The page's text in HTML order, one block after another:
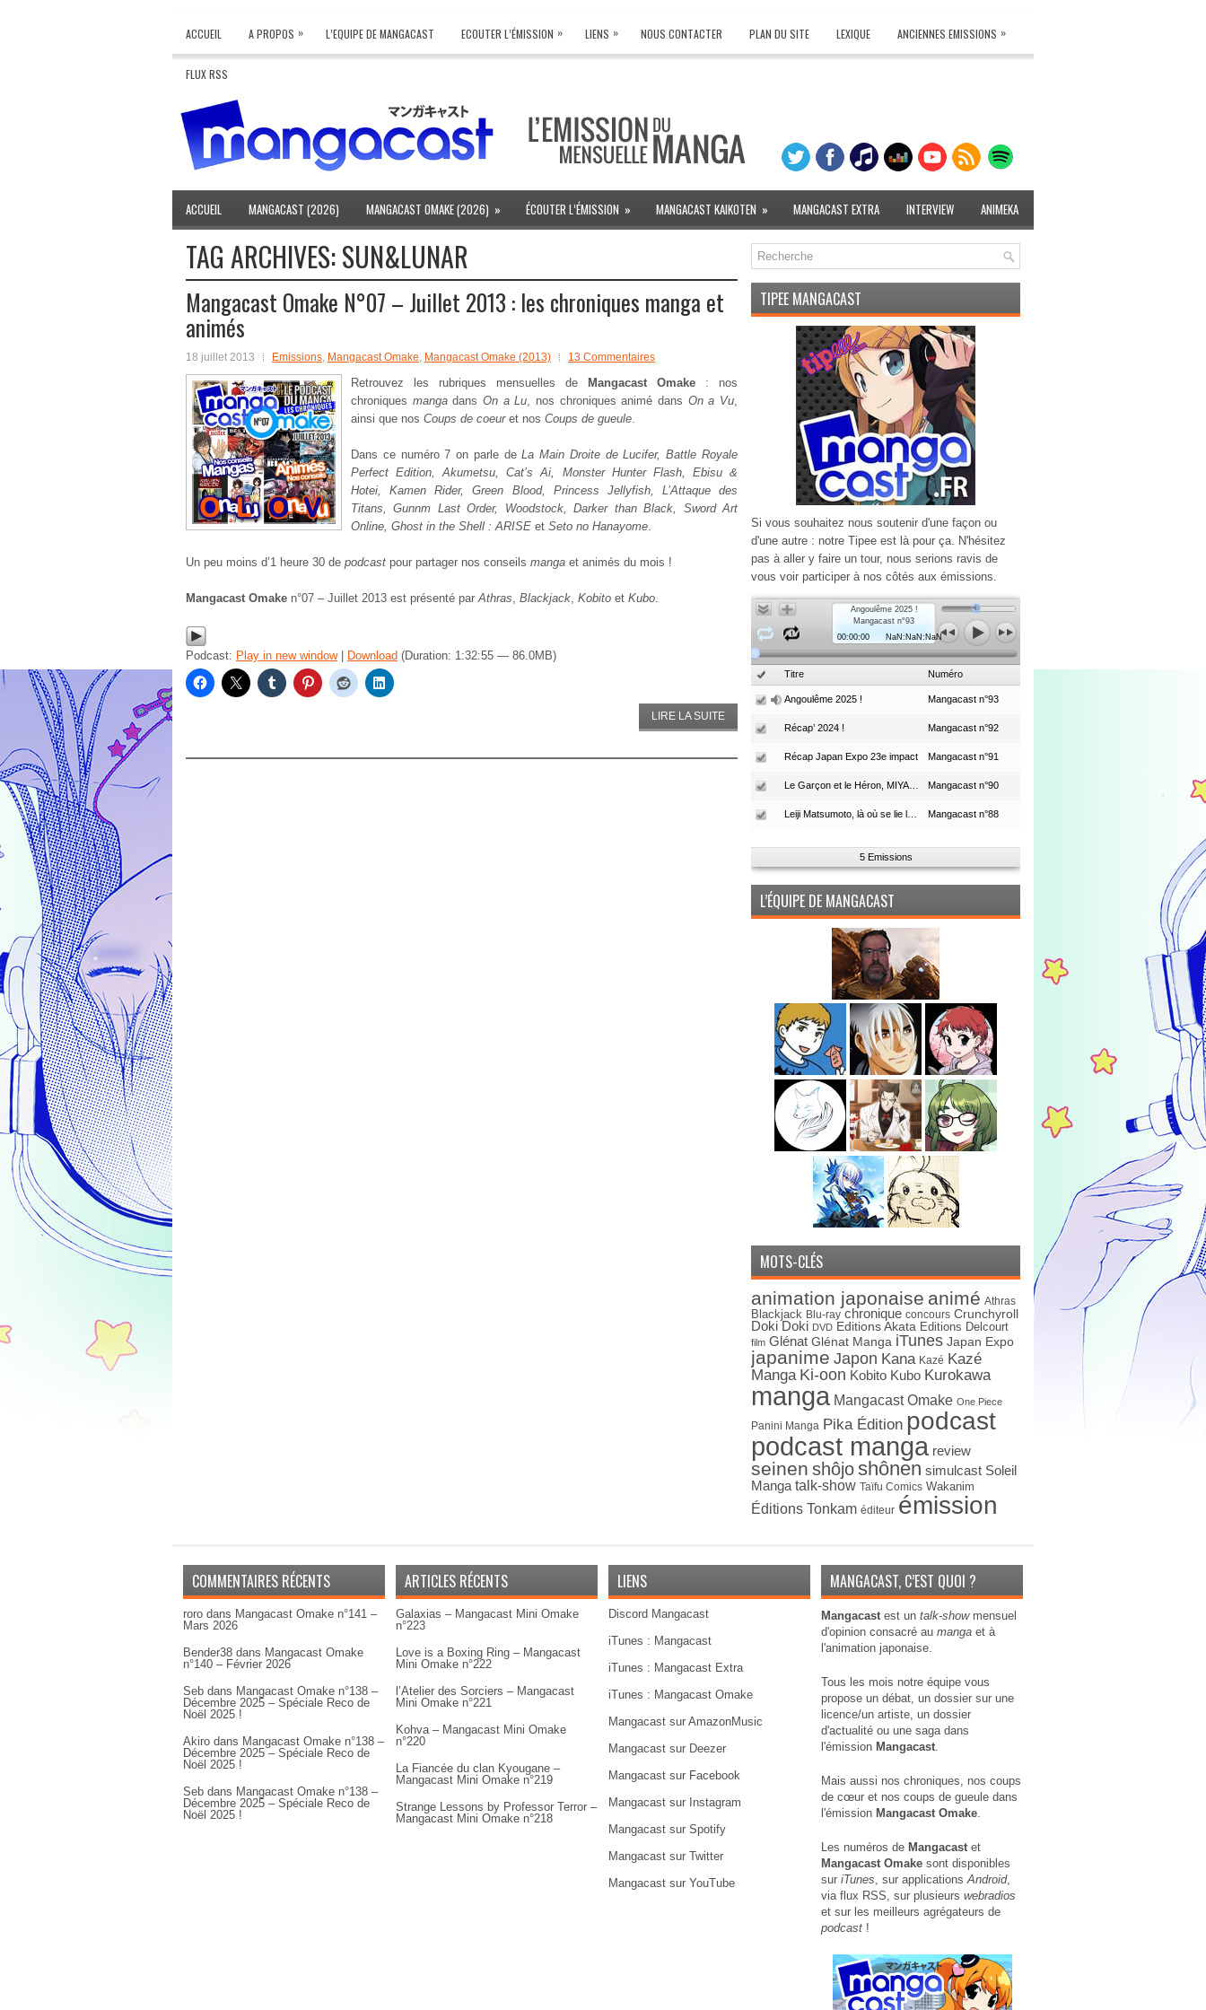
ACCUEIL A PROPOS » L’EQUIPE DE MANGACAST ECOUTER L’ÉMISSION » LIENS » NOUS CONTACTER PLAN DU SITE LEXIQUE ANCIENNES EMISSIONS »
FLUX RSS
ACCUEIL MANGACAST (2026) MANGACAST OMAKE (2026) » ÉCOUTER L’ÉMISSION » MANGACAST KAIKOTEN » MANGACAST EXTRA INTERVIEW ANIMEKA
TAG ARCHIVES:SUN&LUNAR
Mangacast Omake N°07 – Juillet 2013 : les chroniques manga et
animés
18 juillet 2013 Emissions, Mangacast Omake, Mangacast Omake (2013) 13 Commentaires
Retrouvez les rubriques mensuelles de Mangacast Omake : nos
chroniques mangadansOn a Lu, nos chroniques animé dans On a Vu,
ainsi que nos Coups de coeuret nos Coups de gueule.
Dans ce numéro 7 on parle deLa Main Droite de Lucifer, Battle Royale
Perfect Edition, Akumetsu, Cat’s Ai, Monster Hunter Flash, Ebisu &
Hotei, Kamen Rider, Green Blood, Princess Jellyfish, L’Attaque des
Titans, Gunnm Last Order, Woodstock, Darker than Black, Sword Art
Online, Ghost in the Shell : ARISE et Seto no Hanayome.
Un peu moins d’1 heure 30 de podcast pour partager nos conseils manga et animés du mois !
Mangacast Omake n°07 – Juillet 2013 est présenté parAthras, Blackjack, Kobito et Kubo.
Podcast: Play in new window| Download (Duration: 1:32:55 — 86.0MB)
LIRE LA SUITE
TIPEE MANGACAST
Si vous souhaitez nous soutenir d'une façon ou
d'une autre : notre Tipee est là pour ça. N'hésitez
pas à aller y faire un tour, nous serions ravis de
vous voir participer à nos côtés aux émissions.
Angoulême 2025 !
Mangacast n°93
00:00:00
NaN:NaN:NaN
Titre Numéro
Angoulême 2025 ! Mangacast n°93
Récap’ 2024 ! Mangacast n°92
Récap Japan Expo 23e impact Mangacast n°91
Mangacast n°90
Mangacast n°88
5 Emissions
L’ÉQUIPE DE MANGACAST
MOTS-CLÉS
animation japonaise animé Athras
Blackjack Blu-ray chronique concours Crunchyroll
Doki Doki DVD Editions Akata Editions Delcourt
film Glénat Glénat Manga iTunes Japan Expo
japanime Japon Kana Kazé Kazé
Manga Ki-oon Kobito Kubo Kurokawa
manga Mangacast Omake One Piece
Panini Manga Pika Édition podcast
podcast manga review
seinen shôjoshônen simulcast Soleil
Manga talk-show Taïfu Comics Wakanim
Éditions Tonkam éditeur émission
COMMENTAIRES RÉCENTS
roro dans Mangacast Omake n°141 –
Mars 2026
Bender38 dans Mangacast Omake
n°140 – Février 2026
Seb dans Mangacast Omake n°138 –
Décembre 2025 – Spéciale Reco de
Noël 2025 !
Akiro dans Mangacast Omake n°138 –
Décembre 2025 – Spéciale Reco de
Noël 2025 !
Seb dans Mangacast Omake n°138 –
Décembre 2025 – Spéciale Reco de
Noël 2025 !
ARTICLES RÉCENTS
Galaxias – Mangacast Mini Omake
n°223
Love is a Boxing Ring – Mangacast
Mini Omake n°222
l’Atelier des Sorciers – Mangacast
Mini Omake n°221
Kohva – Mangacast Mini Omake
n°220
La Fiancée du clan Kyougane –
Mangacast Mini Omake n°219
Strange Lessons by Professor Terror –
Mangacast Mini Omake n°218
LIENS
Discord Mangacast
iTunes : Mangacast
iTunes : Mangacast Extra
iTunes : Mangacast Omake
Mangacast sur AmazonMusic
Mangacast sur Deezer
Mangacast sur Facebook
Mangacast sur Instagram
Mangacast sur Spotify
Mangacast sur Twitter
Mangacast sur YouTube
MANGACAST, C’EST QUOI ?
Mangacastest un talk-showmensuel
d'opinion consacré au manga et à
l'animation japonaise.
Tous les mois notre équipe vous
propose un débat, un dossier sur une
licence/un artiste, un dossier
d'actualité ou une saga dans
l'émission Mangacast.
Mais aussi nos chroniques, nos coups
de cœur et nos coups de gueule dans
l'émission Mangacast Omake.
Les numéros de Mangacastet
Mangacast Omake sont disponibles
sur iTunes, sur applicationsAndroid,
via flux RSS, sur plusieurs webradios
et sur les meilleurs agrégateurs de
podcast !